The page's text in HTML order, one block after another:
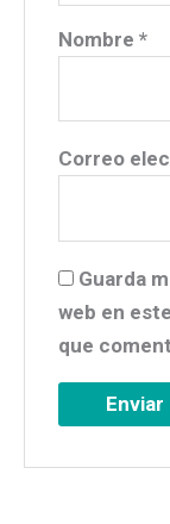
Nombre*
Correo
Guarda
web en
que